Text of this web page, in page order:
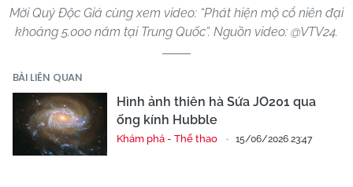
Mời Quý Độc Giả cùng xem video: “Phát hiện mộ cổ niên đại
khoảng 5.000 năm tại Trung Quốc”. Nguồn video: @VTV24.
BÀI LIÊN QUAN
Hình ảnh thiên hà Sứa JO201 qua
ống kính Hubble
Khám phá - Thể thao 15/06/2026 23:47